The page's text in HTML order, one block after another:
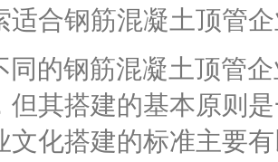
适合钢筋混凝土顶管
同的钢筋混凝土顶管
但其搭建的基本原则
文化搭建的标准主要